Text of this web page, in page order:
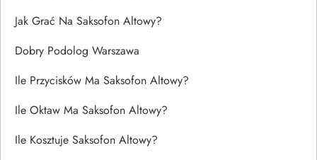
Jak Grać Na Saksofon Altowy?
Dobry Podolog Warszawa
Ile Przycisków Ma Saksofon Altowy?
Ile Oktaw Ma Saksofon Altowy?
Ile Kosztuje Saksofon Altowy?